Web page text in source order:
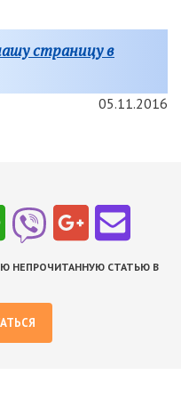
страницу в
05.11.2016
НЕПРОЧИТАННУЮ СТАТЬЮ В